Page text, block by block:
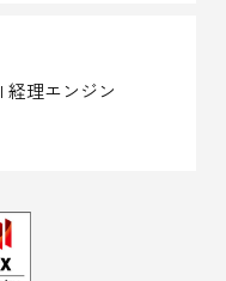
経理エンジン